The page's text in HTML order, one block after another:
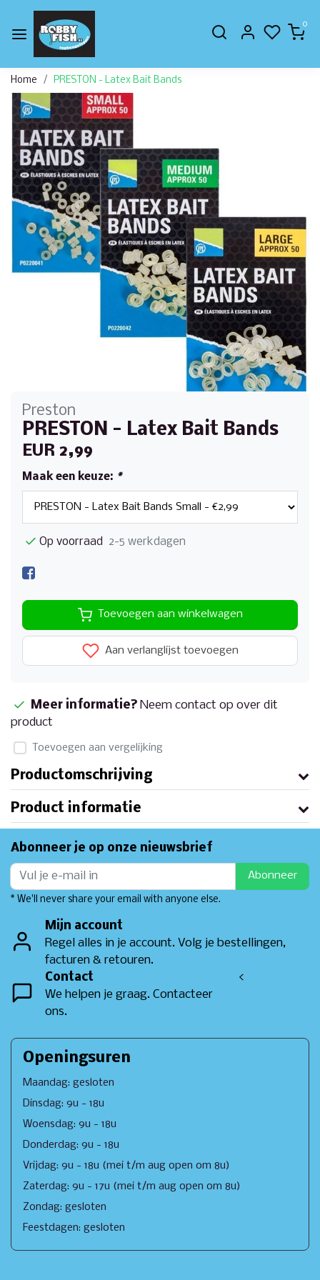
0
Home PRESTON - Latex Bait Bands
Preston
PRESTON - Latex Bait Bands
EUR 2,99
Maak een keuze: *
Op voorraad 2-5 werkdagen
Toevoegen aan winkelwagen
Aan verlanglijst toevoegen
Meer informatie? Neem contact op over dit
product
Toevoegen aan vergelijking
Productomschrijving
Product informatie
Abonneer je op onze nieuwsbrief
Abonneer
* We'll never share your email with anyone else.
Mijn account
Regel alles in je account. Volg je bestellingen,
facturen & retouren.
Contact
We helpen je graag. Contacteer
ons.
<
Openingsuren
Maandag: gesloten
Dinsdag: 9u - 18u
Woensdag: 9u - 18u
Donderdag: 9u - 18u
Vrijdag: 9u - 18u (mei t/m aug open om 8u)
Zaterdag: 9u - 17u (mei t/m aug open om 8u)
Zondag: gesloten
Feestdagen: gesloten